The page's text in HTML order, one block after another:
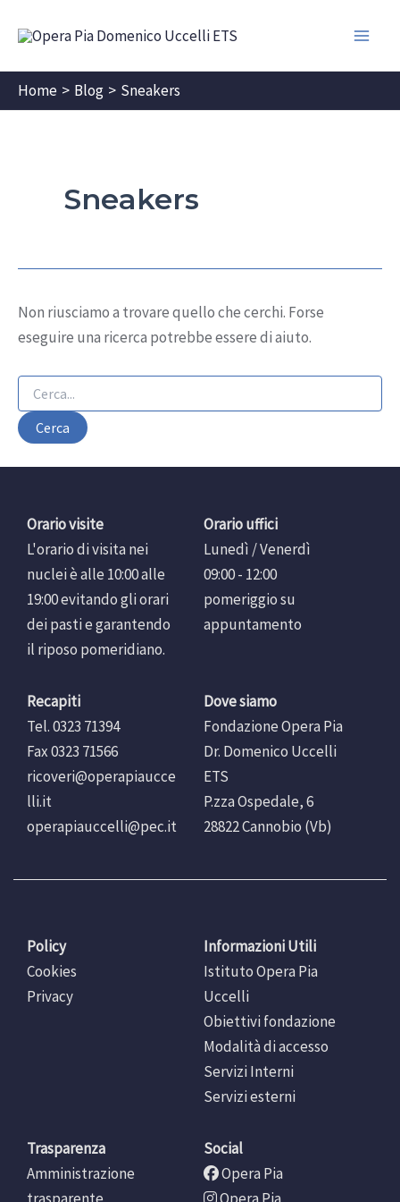
Home Blog Sneakers
Sneakers
Non riusciamo a trovare quello che cerchi. Forse
eseguire una ricerca potrebbe essere di aiuto.
Cerca:
Orario visite
L'orario di visita nei
nuclei è alle 10:00 alle
19:00 evitando gli orari
dei pasti e garantendo
il riposo pomeridiano.
Orario uffici
Lunedì / Venerdì
09:00 - 12:00
pomeriggio su
appuntamento
Recapiti
Tel. 0323 71394
Fax 0323 71566
ricoveri@operapiaucce
lli.it
operapiauccelli@pec.it
Dove siamo
Fondazione Opera Pia
Dr. Domenico Uccelli
ETS
P.zza Ospedale, 6
28822 Cannobio (Vb)
Policy
Cookies
Privacy
Informazioni Utili
Istituto Opera Pia
Uccelli
Obiettivi fondazione
Modalità di accesso
Servizi Interni
Servizi esterni
Trasparenza
Amministrazione
Social
Opera Pia